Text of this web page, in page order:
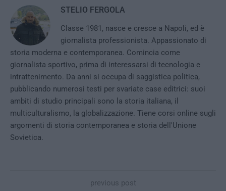
STELIO FERGOLA
Classe 1981, nasce e cresce a Napoli, ed è
giornalista professionista. Appassionato di
storia moderna e contemporanea. Comincia come
giornalista sportivo, prima di interessarsi di tecnologia e
intrattenimento. Da anni si occupa di saggistica politica,
pubblicando numerosi testi per svariate case editrici: suoi
ambiti di studio principali sono la storia italiana, il
multiculturalismo, la globalizzazione. Tiene corsi online sugli
argomenti di storia contemporanea e storia dell'Unione
Sovietica.
previous post